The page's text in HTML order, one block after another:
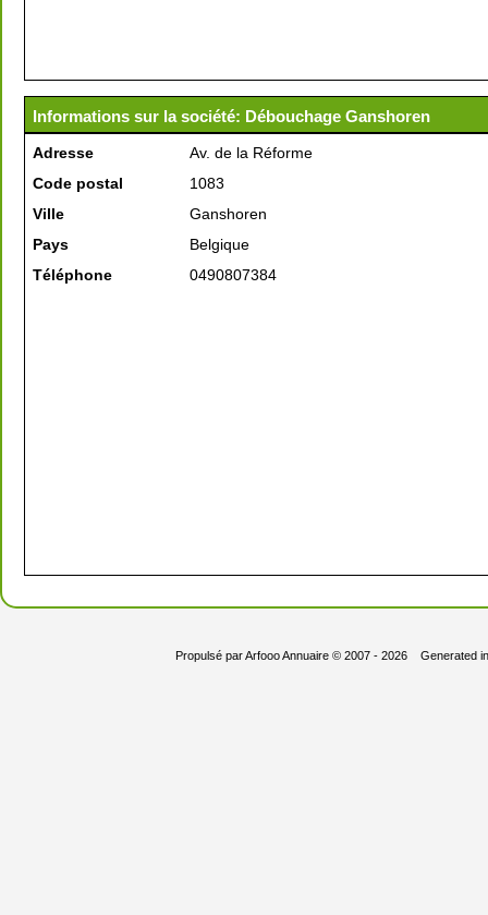
Informations sur la société: Débouchage Ganshoren
Adresse
Av. de la Réforme
Code postal
1083
Ville
Ganshoren
Pays
Belgique
Téléphone
0490807384
Propulsé parArfooo Annuaire© 2007 - 2026 Generated